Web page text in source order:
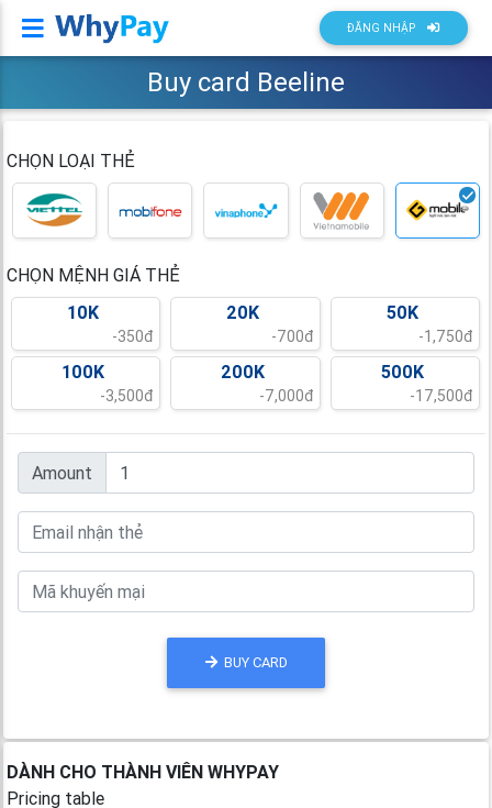
Whypay ĐĂNG NHẬP
Buy card Beeline
CHỌN LOẠI THẺ
CHỌN MỆNH GIÁ THẺ
10K
-350đ
20K
-700đ
50K
-1,750đ
100K
-3,500đ
200K
-7,000đ
500K
-17,500đ
Amount
BUY CARD
DÀNH CHO THÀNH VIÊN WHYPAY
Pricing table